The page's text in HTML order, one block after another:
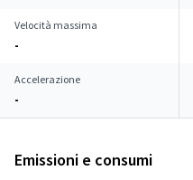
Velocità massima
-
Accelerazione
-
Emissioni e consumi